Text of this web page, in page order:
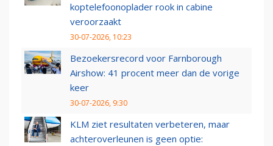
koptelefoonoplader rook in cabine
veroorzaakt
30-07-2026, 10:23
Bezoekersrecord voor Farnborough
Airshow: 41 procent meer dan de vorige
keer
30-07-2026, 9:30
KLM ziet resultaten verbeteren, maar
achteroverleunen is geen optie: